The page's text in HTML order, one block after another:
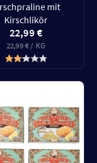
mit
Kirschlikör
22,99 €
22,99 € / KG